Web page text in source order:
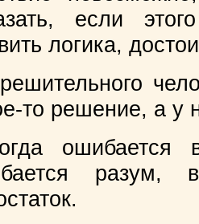
если
логика,
то решение, а у
ошибается
разум,